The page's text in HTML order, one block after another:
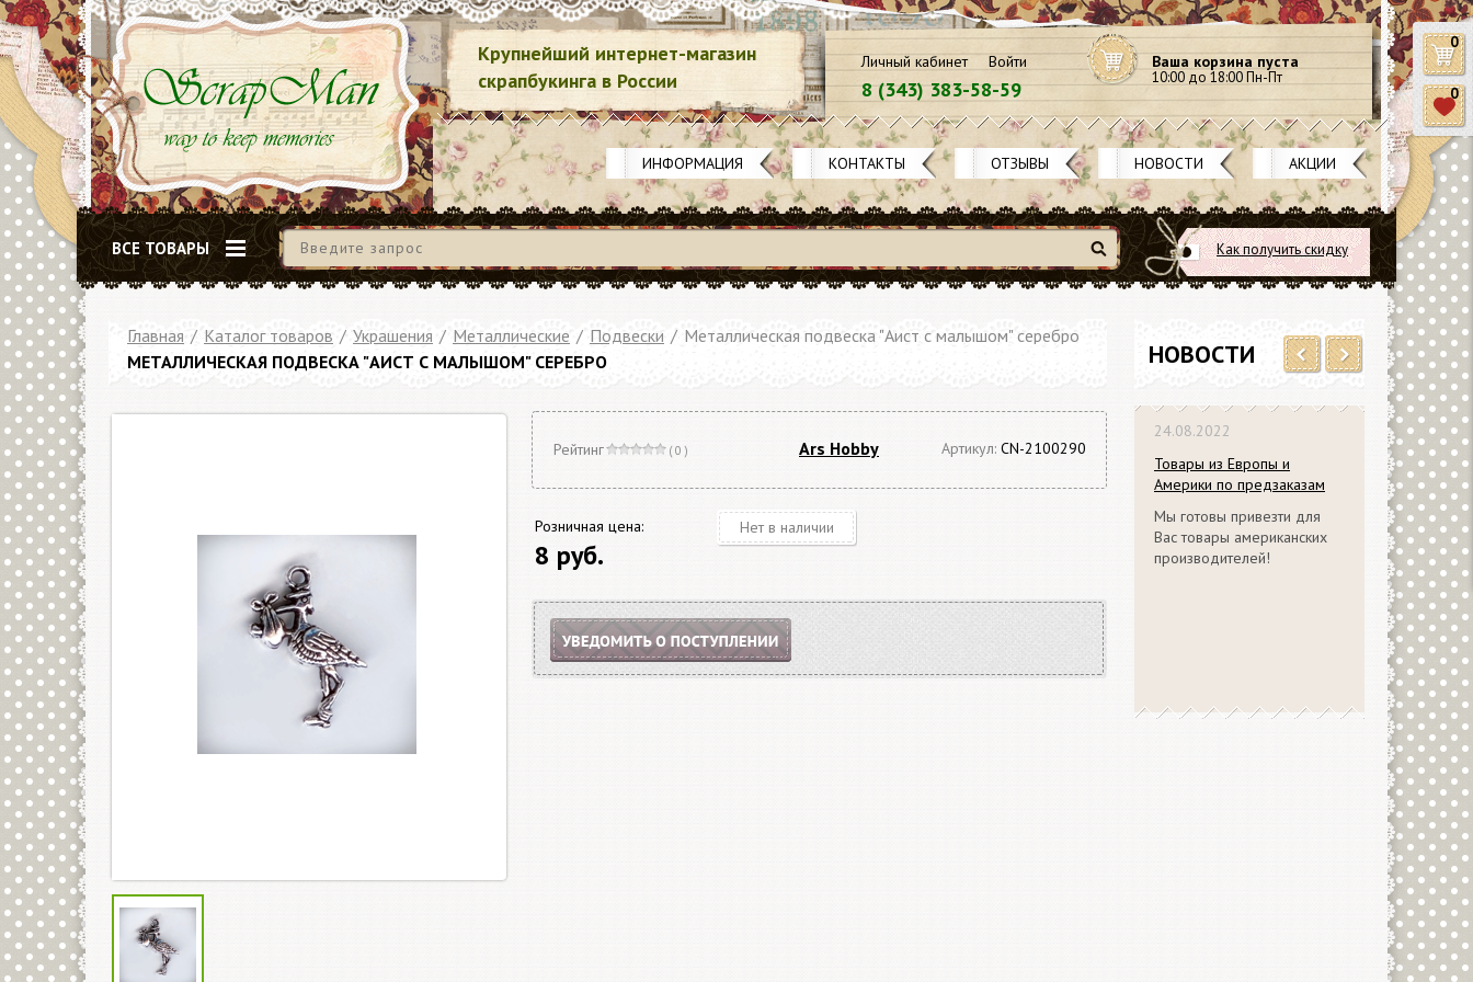
Ваша корзина пуста
10:00 до 18:00 Пн-Пт
Личный кабинет Войти
8 (343) 383-58-59
Крупнейший интернет-магазин
скрапбукинга в России
ИНФОРМАЦИЯ КОНТАКТЫ ОТЗЫВЫ НОВОСТИ АКЦИИ
Как получить скидку
Найти
ВСЕ ТОВАРЫ
НОВОСТИ
24.08.2022
Товары из Европы и
Америки по предзаказам
Мы готовы привезти для
Вас товары американских
производителей!
Главная / Каталог товаров / Украшения / Металлические / Подвески / Металлическая подвеска "Аист с малышом" серебро
МЕТАЛЛИЧЕСКАЯ ПОДВЕСКА "АИСТ С МАЛЫШОМ" СЕРЕБРО
Ars Hobby
Рейтинг ( 0 ) Артикул: CN-2100290
Розничная цена:
8 руб.
Нет в наличии
0
0